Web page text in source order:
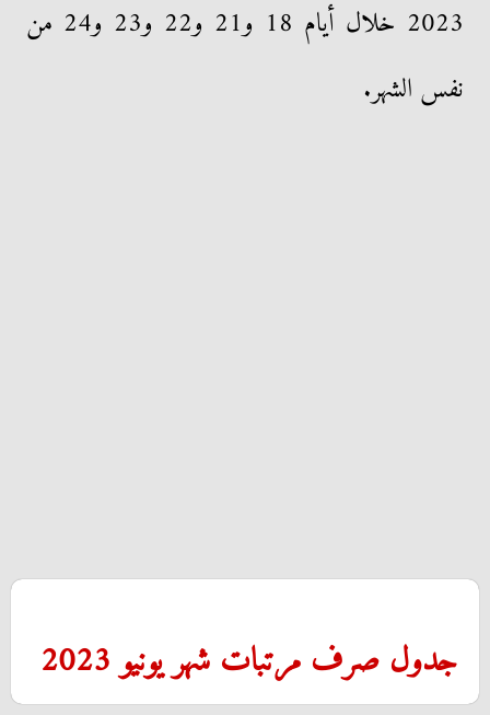
2023 خلال أيام 18 و21 و22 و23 و24 من
نفس الشهر.
جدول صرف مرتبات شهر يونيو 2023